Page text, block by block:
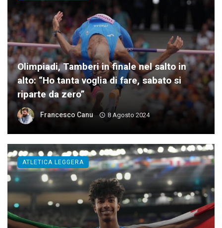
Olimpiadi, Tamberi in finale nel salto in
alto: “Ho tanta voglia di fare, sabato si
riparte da zero”
Francesco Canu 8 Agosto 2024
ATLETICA LEGGERA